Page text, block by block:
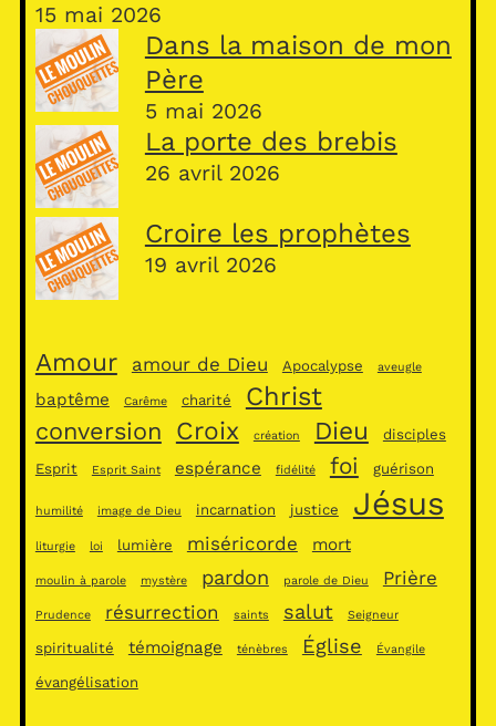
15 mai 2026
Dans la maison de mon
Père
5 mai 2026
La porte des brebis
26 avril 2026
Croire les prophètes
19 avril 2026
Amour amour de Dieu Apocalypse aveugle
baptême Carême charité Christ
conversion Croix création Dieu disciples
Esprit Esprit Saint espérance fidélité foi guérison
humilité image de Dieu incarnation justice Jésus
liturgie loi lumière miséricorde mort
moulin à parole mystère pardon parole de Dieu Prière
Prudence résurrection saints salut Seigneur
spiritualité témoignage ténèbres Église Évangile
évangélisation